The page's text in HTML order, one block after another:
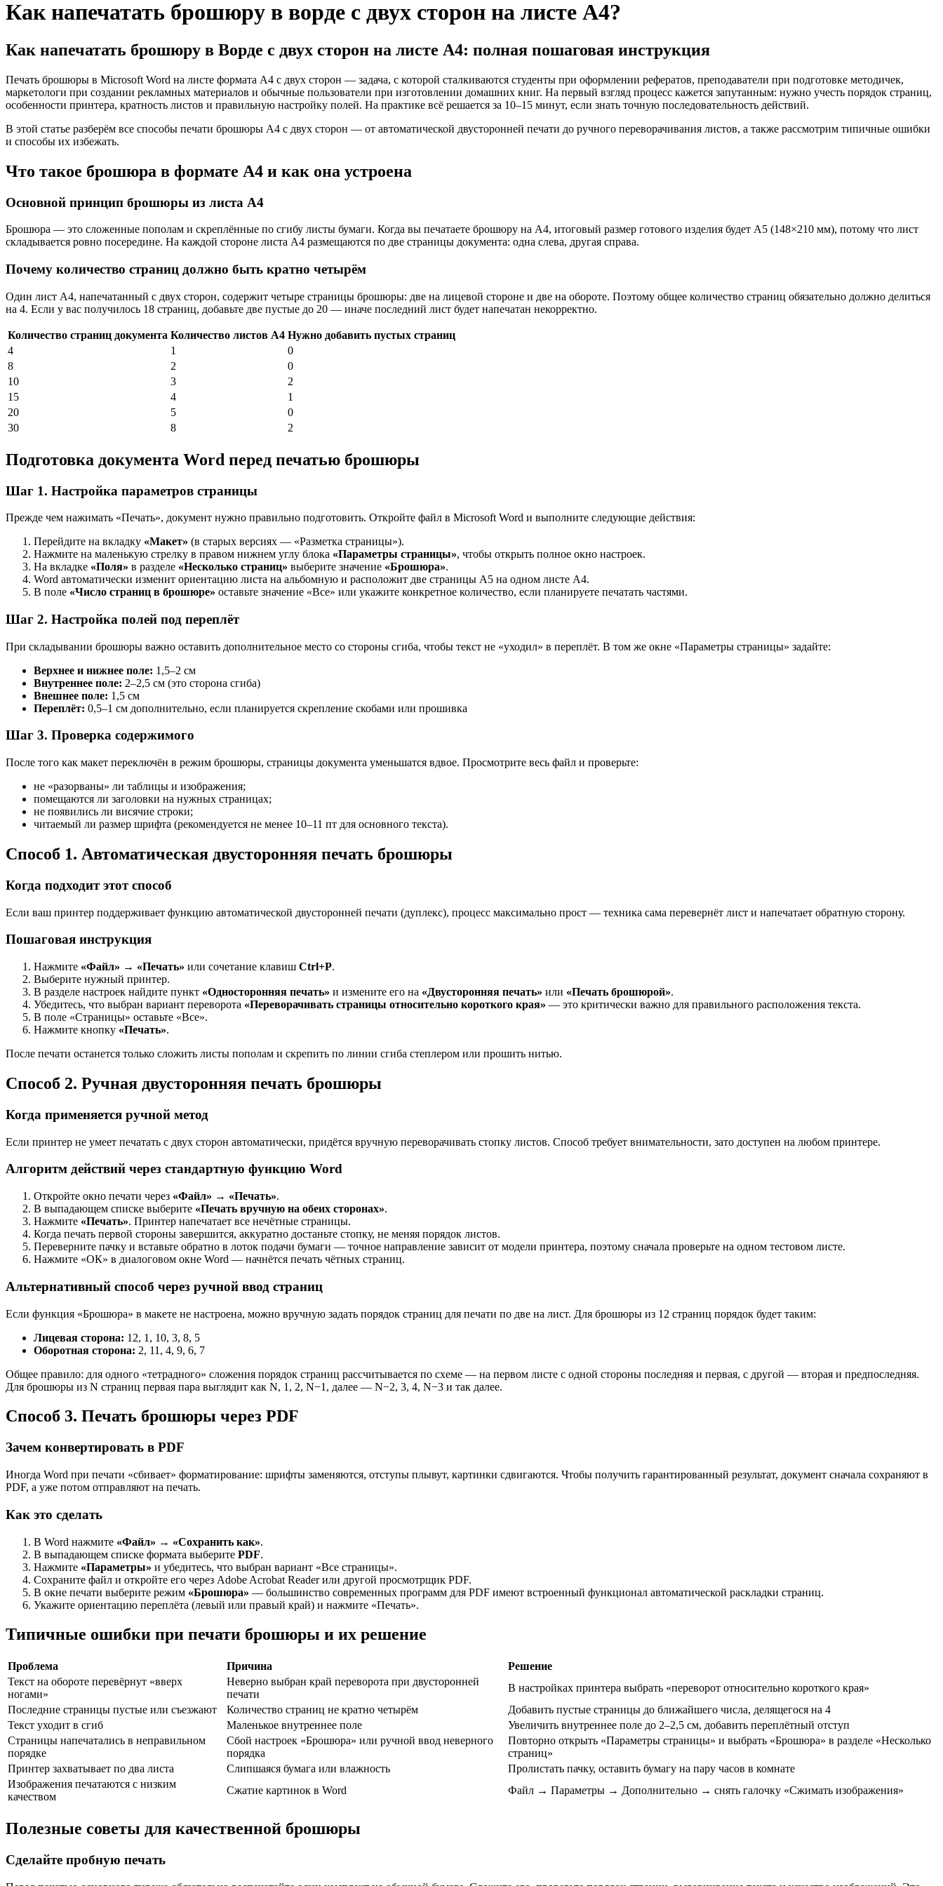
Как напечатать брошюру в ворде с двух сторон на листе А4?
Как напечатать брошюру в Ворде с двух сторон на листе А4: полная пошаговая инструкция
Печать брошюры в Microsoft Word на листе формата А4 с двух сторон — задача, с которой сталкиваются студенты при оформлении рефератов, преподаватели при подготовке методичек,
маркетологи при создании рекламных материалов и обычные пользователи при изготовлении домашних книг. На первый взгляд процесс кажется запутанным: нужно учесть порядок страниц,
особенности принтера, кратность листов и правильную настройку полей. На практике всё решается за 10–15 минут, если знать точную последовательность действий.
В этой статье разберём все способы печати брошюры А4 с двух сторон — от автоматической двусторонней печати до ручного переворачивания листов, а также рассмотрим типичные ошибки
и способы их избежать.
Что такое брошюра в формате А4 и как она устроена
Основной принцип брошюры из листа А4
Брошюра — это сложенные пополам и скреплённые по сгибу листы бумаги. Когда вы печатаете брошюру на А4, итоговый размер готового изделия будет А5 (148×210 мм), потому что лист
складывается ровно посередине. На каждой стороне листа А4 размещаются по две страницы документа: одна слева, другая справа.
Почему количество страниц должно быть кратно четырём
Один лист А4, напечатанный с двух сторон, содержит четыре страницы брошюры: две на лицевой стороне и две на обороте. Поэтому общее количество страниц обязательно должно делиться
на 4. Если у вас получилось 18 страниц, добавьте две пустые до 20 — иначе последний лист будет напечатан некорректно.
Количество страниц документа Количество листов А4 Нужно добавить пустых страниц
4
1
0
8
2
0
10
3
2
15
4
1
20
5
0
30
8 2
Подготовка документа Word перед печатью брошюры
Шаг 1. Настройка параметров страницы
Прежде чем нажимать «Печать», документ нужно правильно подготовить. Откройте файл в Microsoft Word и выполните следующие действия:
Перейдите на вкладку «Макет» (в старых версиях — «Разметка страницы»).
Нажмите на маленькую стрелку в правом нижнем углу блока «Параметры страницы», чтобы открыть полное окно настроек.
На вкладке «Поля» в разделе «Несколько страниц» выберите значение «Брошюра».
Word автоматически изменит ориентацию листа на альбомную и расположит две страницы А5 на одном листе А4.
В поле «Число страниц в брошюре» оставьте значение «Все» или укажите конкретное количество, если планируете печатать частями.
Шаг 2. Настройка полей под переплёт
При складывании брошюры важно оставить дополнительное место со стороны сгиба, чтобы текст не «уходил» в переплёт. В том же окне «Параметры страницы» задайте:
Верхнее и нижнее поле: 1,5–2 см
Внутреннее поле: 2–2,5 см (это сторона сгиба)
Внешнее поле: 1,5 см
Переплёт: 0,5–1 см дополнительно, если планируется скрепление скобами или прошивка
Шаг 3. Проверка содержимого
После того как макет переключён в режим брошюры, страницы документа уменьшатся вдвое. Просмотрите весь файл и проверьте:
не «разорваны» ли таблицы и изображения;
помещаются ли заголовки на нужных страницах;
не появились ли висячие строки;
читаемый ли размер шрифта (рекомендуется не менее 10–11 пт для основного текста).
Способ 1. Автоматическая двусторонняя печать брошюры
Когда подходит этот способ
Если ваш принтер поддерживает функцию автоматической двусторонней печати (дуплекс), процесс максимально прост — техника сама перевернёт лист и напечатает обратную сторону.
Пошаговая инструкция
Нажмите «Файл» → «Печать» или сочетание клавиш Ctrl+P.
Выберите нужный принтер.
В разделе настроек найдите пункт «Односторонняя печать» и измените его на «Двусторонняя печать» или «Печать брошюрой».
Убедитесь, что выбран вариант переворота «Переворачивать страницы относительно короткого края» — это критически важно для правильного расположения текста.
В поле «Страницы» оставьте «Все».
Нажмите кнопку «Печать».
После печати останется только сложить листы пополам и скрепить по линии сгиба степлером или прошить нитью.
Способ 2. Ручная двусторонняя печать брошюры
Когда применяется ручной метод
Если принтер не умеет печатать с двух сторон автоматически, придётся вручную переворачивать стопку листов. Способ требует внимательности, зато доступен на любом принтере.
Алгоритм действий через стандартную функцию Word
Откройте окно печати через «Файл» → «Печать».
В выпадающем списке выберите «Печать вручную на обеих сторонах».
Нажмите «Печать». Принтер напечатает все нечётные страницы.
Когда печать первой стороны завершится, аккуратно достаньте стопку, не меняя порядок листов.
Переверните пачку и вставьте обратно в лоток подачи бумаги — точное направление зависит от модели принтера, поэтому сначала проверьте на одном тестовом листе.
Нажмите «ОК» в диалоговом окне Word — начнётся печать чётных страниц.
Альтернативный способ через ручной ввод страниц
Если функция «Брошюра» в макете не настроена, можно вручную задать порядок страниц для печати по две на лист. Для брошюры из 12 страниц порядок будет таким:
Лицевая сторона: 12, 1, 10, 3, 8, 5
Оборотная сторона: 2, 11, 4, 9, 6, 7
Общее правило: для одного «тетрадного» сложения порядок страниц рассчитывается по схеме — на первом листе с одной стороны последняя и первая, с другой — вторая и предпоследняя.
Для брошюры из N страниц первая пара выглядит как N, 1, 2, N−1, далее — N−2, 3, 4, N−3 и так далее.
Способ 3. Печать брошюры через PDF
Зачем конвертировать в PDF
Иногда Word при печати «сбивает» форматирование: шрифты заменяются, отступы плывут, картинки сдвигаются. Чтобы получить гарантированный результат, документ сначала сохраняют в
PDF, а уже потом отправляют на печать.
Как это сделать
В Word нажмите «Файл» → «Сохранить как».
В выпадающем списке формата выберите PDF.
Нажмите «Параметры» и убедитесь, что выбран вариант «Все страницы».
Сохраните файл и откройте его через Adobe Acrobat Reader или другой просмотрщик PDF.
В окне печати выберите режим «Брошюра» — большинство современных программ для PDF имеют встроенный функционал автоматической раскладки страниц.
Укажите ориентацию переплёта (левый или правый край) и нажмите «Печать».
Типичные ошибки при печати брошюры и их решение
Проблема Причина
Решение
Текст на обороте перевёрнут «вверх
ногами»
Неверно выбран край переворота при двусторонней
печати
В настройках принтера выбрать «переворот относительно короткого края»
Последние страницы пустые или съезжают
Количество страниц не кратно четырём
Добавить пустые страницы до ближайшего числа, делящегося на 4
Текст уходит в сгиб
Маленькое внутреннее поле
Увеличить внутреннее поле до 2–2,5 см, добавить переплётный отступ
Страницы напечатались в неправильном
порядке
Сбой настроек «Брошюра» или ручной ввод неверного
порядка
Повторно открыть «Параметры страницы» и выбрать «Брошюра» в разделе «Несколько
страниц»
Принтер захватывает по два листа
Слипшаяся бумага или влажность
Пролистать пачку, оставить бумагу на пару часов в комнате
Изображения печатаются с низким
качеством
Сжатие картинок в Word Файл → Параметры → Дополнительно → снять галочку «Сжимать изображения»
Полезные советы для качественной брошюры
Сделайте пробную печать